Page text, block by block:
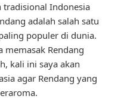
tradisional Indonesia
adalah salah satu
populer di dunia.
memasak Rendang
kali ini saya akan
agar Rendang yang